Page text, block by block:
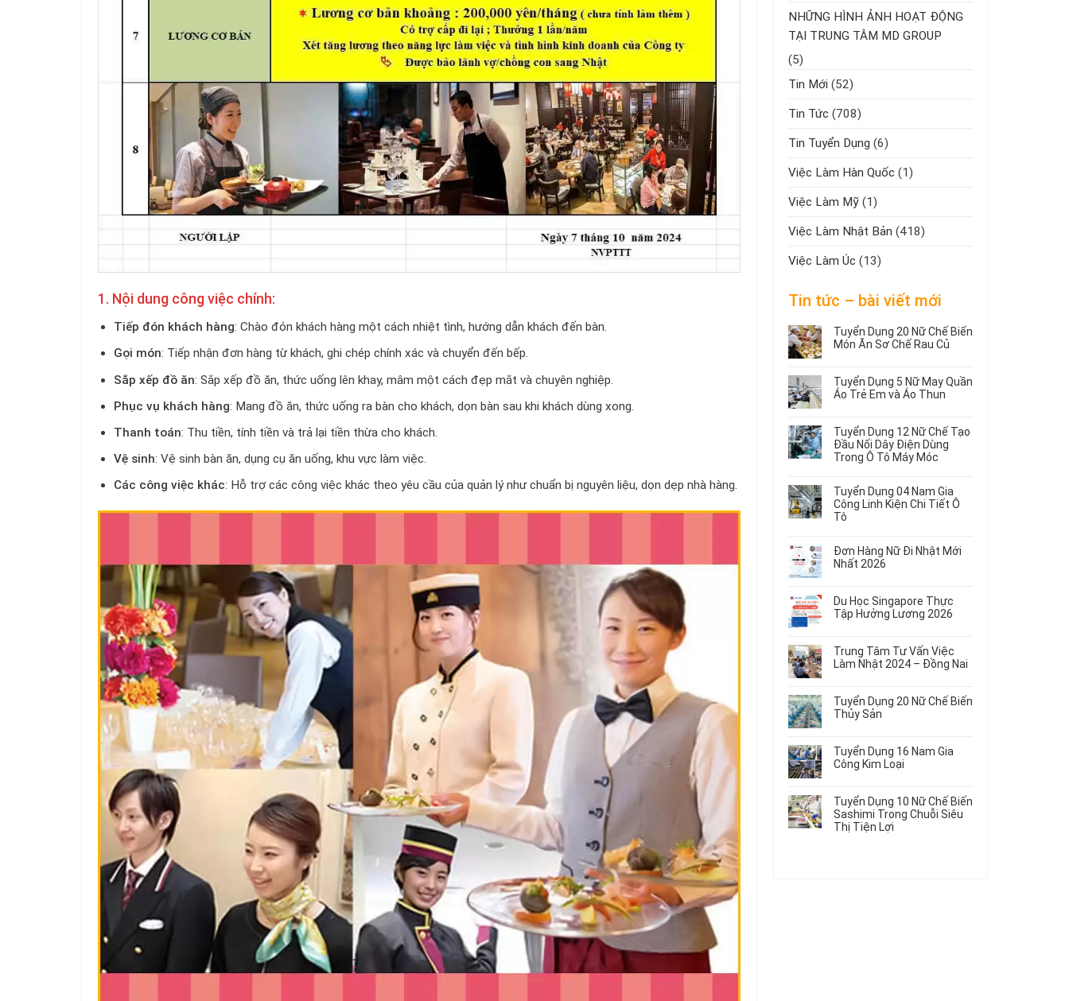
1. Nội dung công việc chính:
Tiếp đón khách hàng: Chào đón khách hàng một cách nhiệt tình, hướng dẫn khách đến bàn.
Gọi món: Tiếp nhận đơn hàng từ khách, ghi chép chính xác và chuyển đến bếp.
Sắp xếp đồ ăn: Sắp xếp đồ ăn, thức uống lên khay, mâm một cách đẹp mắt và chuyên nghiệp.
Phục vụ khách hàng: Mang đồ ăn, thức uống ra bàn cho khách, dọn bàn sau khi khách dùng xong.
Thanh toán: Thu tiền, tính tiền và trả lại tiền thừa cho khách.
Vệ sinh: Vệ sinh bàn ăn, dụng cụ ăn uống, khu vực làm việc.
Các công việc khác: Hỗ trợ các công việc khác theo yêu cầu của quản lý như chuẩn bị nguyên liệu, dọn dẹp nhà hàng.
NHỮNG HÌNH ẢNH HOẠT ĐỘNG
TẠI TRUNG TÂM MD GROUP
(5)
Tin Mới (52)
Tin Tức (708)
Tin Tuyển Dụng (6)
Việc Làm Hàn Quốc (1)
Việc Làm Mỹ (1)
Việc Làm Nhật Bản (418)
Việc Làm Úc (13)
Tin tức – bài viết mới
Tuyển Dụng 20 Nữ Chế Biến
Món Ăn Sơ Chế Rau Củ
có
bình
luận
Tuyển
Dụng
20
Nữ
Biến
Món
Ăn
Rau
Củ
Tuyển Dụng 5 Nữ May Quần
Áo Trẻ Em và Áo Thun
có
bình
luận
ở
Dụng
5
Nữ
May
Áo
Trẻ
Áo
Thun
Tuyển Dụng 12 Nữ Chế Tạo
Đầu Nối Dây Điện Dùng
Trong Ô Tô Máy Móc
có
bình
luận
ở
Dụng
12
Tạo
Đầu
Điện
Dùng
Tô
Máy
Tuyển Dụng 04 Nam Gia
Công Linh Kiện Chi Tiết Ô
Tô
có
bình
luận
Tuyển
Dụng
04
Gia
Công
Chi
Tiết
Đơn Hàng Nữ Đi Nhật Mới
Nhất 2026
có
bình
luận
Đơn
Hàng
Nữ
Nhật
Mới
Nhất
Du Học Singapore Thực
Tập Hưởng Lương 2026
có
bình
luận
Du
Học
Singapore
Tập
Hưởng
Lương
Trung Tâm Tư Vấn Việc
Làm Nhật 2024 – Đồng Nai
có
bình
luận
Trung
Tâm
Tư
Việc
Làm
Nhật
2024
Tuyển Dụng 20 Nữ Chế Biến
Thủy Sản
có
bình
luận
Tuyển
Dụng
20
Nữ
Tuyển Dụng 16 Nam Gia
Công Kim Loại
có
bình
luận
ở
Tuyển Dụng 10 Nữ Chế Biến
Sashimi Trong Chuỗi Siêu
Thị Tiện Lợi